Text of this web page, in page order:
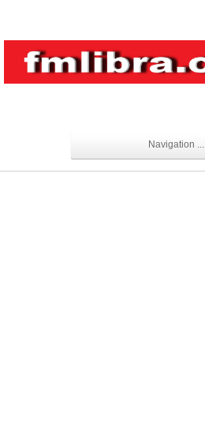
Navigation ...